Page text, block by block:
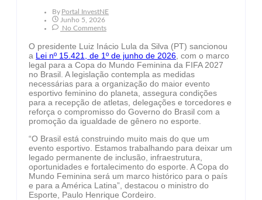
By Portal InvestNE
Junho 5, 2026
No Comments
O presidente Luiz Inácio Lula da Silva (PT) sancionou
a Lei nº 15.421, de 1º de junho de 2026 , com o marco
legal para a Copa do Mundo Feminina da FIFA 2027
no Brasil. A legislação contempla as medidas
necessárias para a organização do maior evento
esportivo feminino do planeta, assegura condições
para a recepção de atletas, delegações e torcedores e
reforça o compromisso do Governo do Brasil com a
promoção da igualdade de gênero no esporte.
“O Brasil está construindo muito mais do que um
evento esportivo. Estamos trabalhando para deixar um
legado permanente de inclusão, infraestrutura,
oportunidades e fortalecimento do esporte. A Copa do
Mundo Feminina será um marco histórico para o país
e para a América Latina”, destacou o ministro do
Esporte, Paulo Henrique Cordeiro.